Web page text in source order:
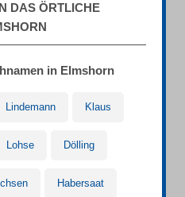
DAS ÖRTLICHE
in Elmshorn
Lindemann Klaus
Lohse Dölling
Habersaat